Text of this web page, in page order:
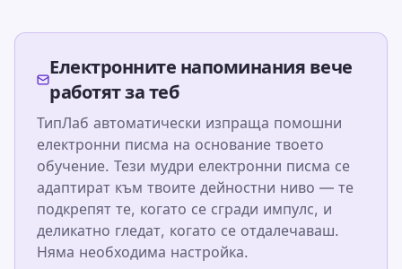
увереност при първите клавиши към
ежедневен ритъм на сляпо писане със
структурирани уроци, повторяеми тестове
и практика чрез игри, която пасва на
училище, домашна работа и офис рутина.
Pick one clear goal for today, go slowly
enough to stay accurate, and re-check under
the same settings.
Електронните напоминания вече
работят за теб
ТипЛаб автоматически изпраща помошни
електронни писма на основание твоето
обучение. Тези мудри електронни писма се
адаптират към твоите дейностни ниво — те
подкрепят те, когато се сгради импулс, и
деликатно гледат, когато се отдалечаваш.
Няма необходима настройка.